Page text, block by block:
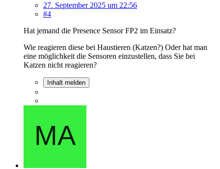
27. September 2025 um 22:56
#4
Hat jemand die Presence Sensor FP2 im Einsatz?
Wie reagieren diese bei Haustieren (Katzen?) Oder hat man
eine möglichkeit die Sensoren einzustellen, dass Sie bei
Katzen nicht reagieren?
Inhalt melden